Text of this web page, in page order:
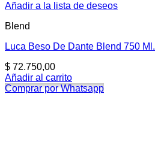
Añadir a la lista de deseos
Blend
Luca Beso De Dante Blend 750 Ml.
$ 72.750,00
Añadir al carrito
Comprar por Whatsapp